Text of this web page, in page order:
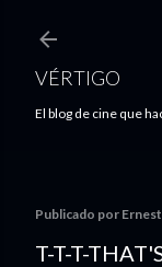
VÉRTIGO
El blog de cine que
Publicado por
T-T-T-